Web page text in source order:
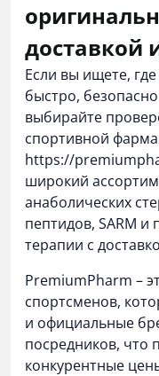
доставкой
Если вы ищете, где
быстро,
выбирайте
спортивной
https://
широкий
анаболических
пептидов, SARM и
терапии с
PremiumPharm –
спортсменов,
и официальные
посредников, что
конкурентные